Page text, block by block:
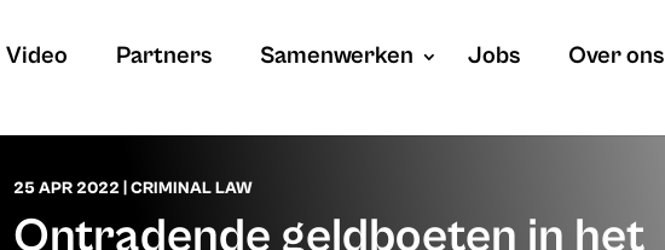
Video Partners Samenwerken Jobs Over ons
25 APR 2022| CRIMINAL LAW
Ontradende geldboeten in het